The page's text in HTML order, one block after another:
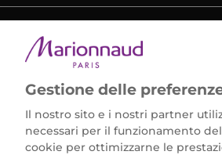
Gestione delle
Il nostro sito e i nostri partner
necessari per il funzionamento
cookie per ottimizzarne le